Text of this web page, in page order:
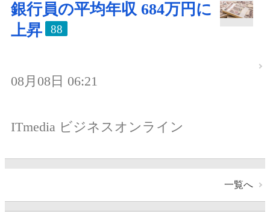
銀行員の平均年収 684万円に
上昇
88
08月08日 06:21
ITmedia ビジネスオンライン
一覧へ